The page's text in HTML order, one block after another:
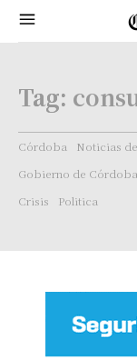
Tag:
Córdoba Noticias
Gobierno de Córdoba
Crisis
Politica